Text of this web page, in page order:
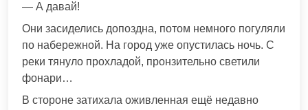
— А давай!
Они засиделись допоздна, потом немного погуляли
по набережной. На город уже опустилась ночь. С
реки тянуло прохладой, пронзительно светили
фонари…
В стороне затихала оживленная ещё недавно